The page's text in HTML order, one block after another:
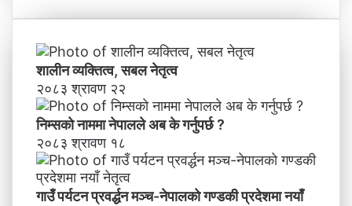
शालीन व्यक्तित्व, सबल नेतृत्व
२०८३ श्रावण २२
निम्सकाे नाममा नेपालले अब के गर्नुपर्छ ?
२०८३ श्रावण १८
गाउँ पर्यटन प्रवर्द्धन मञ्च-नेपालकाे गण्डकी प्रदेशमा नयाँ